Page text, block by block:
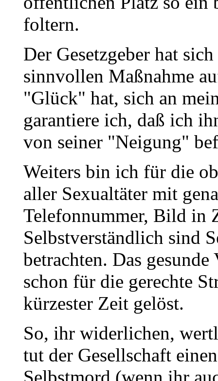
foltern.
Der Gesetzgeber hat
sinnvollen Maßnahme
"Glück" hat, sich an
garantiere ich, daß ich
von seiner "Neigung"
Weiters bin ich für die
aller Sexualtäter mit
Telefonnummer, Bild in
Selbstverständlich sind
betrachten. Das
schon für die gerechte
kürzester Zeit gelöst.
So, ihr widerlichen,
tut der Gesellschaft